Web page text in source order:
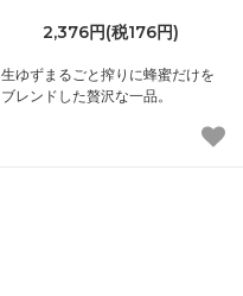
2,376円(税176円)
生ゆずまるごと搾りに蜂蜜だけを
ブレンドした贅沢な一品。